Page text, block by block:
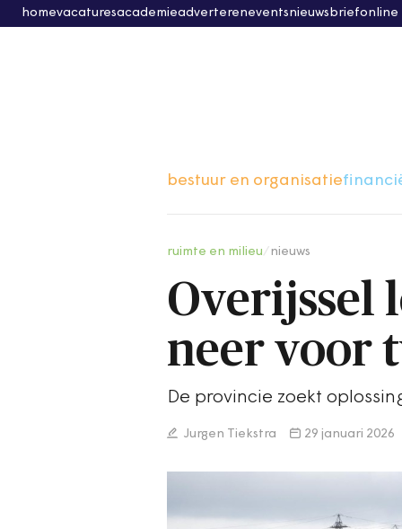
homevacaturesacademieadvertereneventsnieuwsbriefonline
bestuur en organisatie
ruimte en milieu nieuws
Overijssel
neer voor
De provincie zoekt
Jurgen Tiekstra 29 januari 2026